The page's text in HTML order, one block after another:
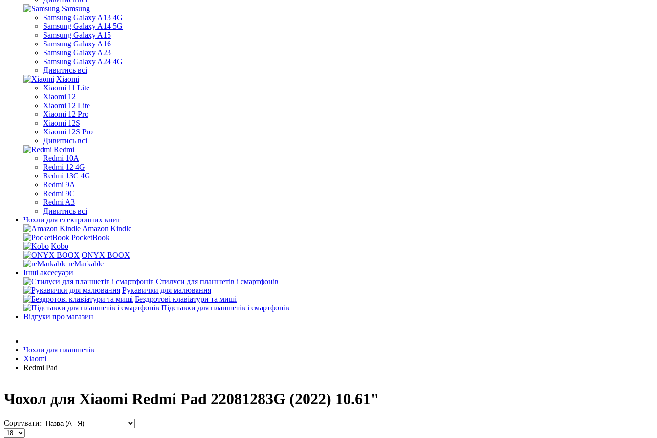
Samsung
Samsung Galaxy A13 4G
Samsung Galaxy A14 5G
Samsung Galaxy A15
Samsung Galaxy A16
Samsung Galaxy A23
Samsung Galaxy A24 4G
Дивитись всі
Xiaomi
Xiaomi 11 Lite
Xiaomi 12
Xiaomi 12 Lite
Xiaomi 12 Pro
Xiaomi 12S
Xiaomi 12S Pro
Дивитись всі
Redmi
Redmi 10A
Redmi 12 4G
Redmi 13C 4G
Redmi 9A
Redmi 9C
Redmi A3
Дивитись всі
Чохли для електронних книг
Amazon Kindle
PocketBook
Kobo
ONYX BOOX
reMarkable
Інші аксесуари
Стилуси для планшетів і смартфонів
Рукавички для малювання
Бездротові клавіатури та миші
Підставки для планшетів і смартфонів
Відгуки про магазин
Чохли для планшетів
Xiaomi
Redmi Pad
Чохол для Xiaomi Redmi Pad 22081283G (2022) 10.61"
Сортувати: